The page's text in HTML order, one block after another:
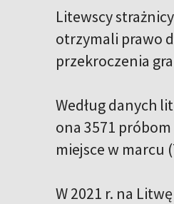
Litewscy
otrzymali prawo
przekroczenia
Według danych
ona 3571
miejsce w marcu
W 2021 r. na